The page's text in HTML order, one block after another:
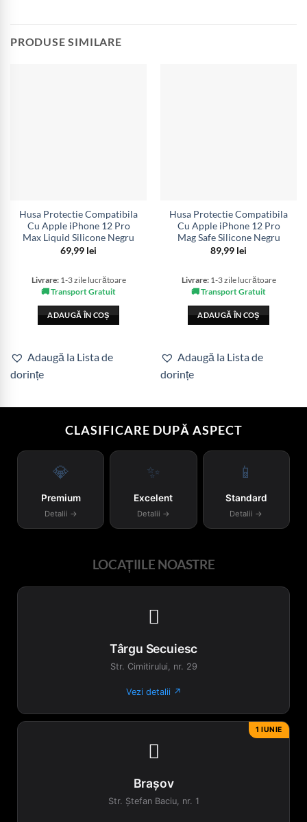
PRODUSE SIMILARE
Husa Protectie Compatibila
Cu Apple iPhone 12 Pro
Max Liquid Silicone Negru
69,99 lei
Livrare:1-3 zile lucrătoare
🚚 Transport Gratuit
ADAUGĂ ÎN COȘ
Adaugă la Lista de
dorințe
Husa Protectie Compatibila
Cu Apple iPhone 12 Pro
Mag Safe Silicone Negru
89,99 lei
Livrare:1-3 zile lucrătoare
🚚 Transport Gratuit
ADAUGĂ ÎN COȘ
Adaugă la Lista de
dorințe
CLASIFICARE DUPĂ ASPECT
💎
Premium
Detalii →
✨
Excelent
Detalii →
📱
Standard
Detalii →
LOCAȚIILE NOASTRE

Târgu Secuiesc
Str. Cimitirului, nr. 29
Vezi detalii ↗
1 IUNIE

Brașov
Str. Ștefan Baciu, nr. 1